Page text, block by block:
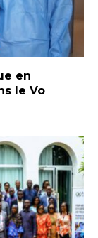
en
le Vo